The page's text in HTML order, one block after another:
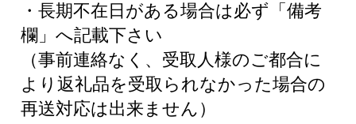
・長期不在日がある場合は必ず「備考
欄」へ記載下さい
（事前連絡なく、受取人様のご都合に
より返礼品を受取られなかった場合の
再送対応は出来ません）